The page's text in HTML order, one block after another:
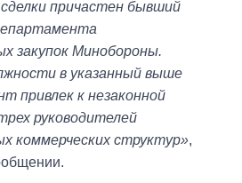
причастен бывший
закупок Минобороны.
в указанный выше
привлек к незаконной
руководителей
коммерческих структур»,